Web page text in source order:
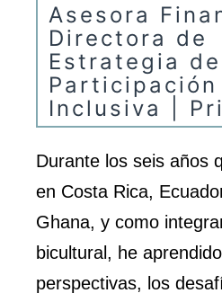
Asesora
Directora de
Estrategia de
Participación
Inclusiva |
Durante los seis años
en Costa Rica,
Ghana, y como
bicultural, he
perspectivas, los